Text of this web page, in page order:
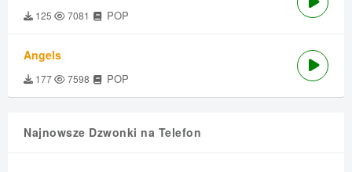
125 7081 POP
Angels
177 7598 POP
Najnowsze Dzwonki na Telefon